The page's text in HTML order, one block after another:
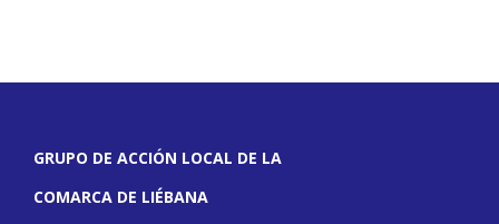
GRUPO DE ACCIÓN LOCAL DE LA
COMARCA DE LIÉBANA